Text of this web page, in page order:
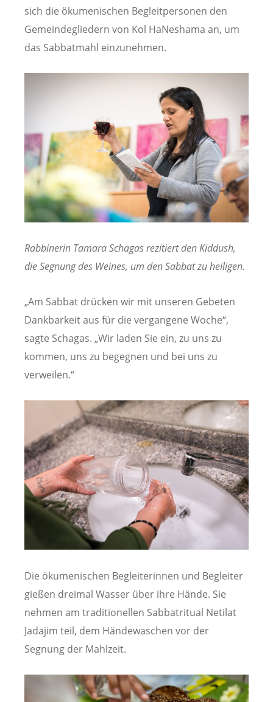
sich die ökumenischen Begleitpersonen den
Gemeindegliedern von Kol HaNeshama an, um
das Sabbatmahl einzunehmen.
Rabbinerin Tamara Schagas rezitiert den Kiddush,
die Segnung des Weines, um den Sabbat zu heiligen.
„Am Sabbat drücken wir mit unseren Gebeten
Dankbarkeit aus für die vergangene Woche“,
sagte Schagas. „Wir laden Sie ein, zu uns zu
kommen, uns zu begegnen und bei uns zu
verweilen.“
Die ökumenischen Begleiterinnen und Begleiter
gießen dreimal Wasser über ihre Hände. Sie
nehmen am traditionellen Sabbatritual Netilat
Jadajim teil, dem Händewaschen vor der
Segnung der Mahlzeit.